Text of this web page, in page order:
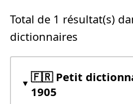
Total de 1 résultat(s)
dictionnaires
🇫🇷 Petit
1905